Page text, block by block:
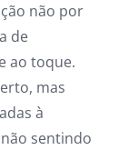
não por
de
ao toque.
mas
à
sentindo